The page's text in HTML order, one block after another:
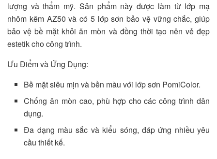
lượng và thẩm mỹ. Sản phẩm này được làm từ lớp mạ
nhôm kẽm AZ50 và có 5 lớp sơn bảo vệ vững chắc, giúp
bảo vệ bề mặt khỏi ăn mòn và đồng thời tạo nên vẻ đẹp
estetik cho công trình.
Ưu Điểm và Ứng Dụng:
Bề mặt siêu mịn và bền màu với lớp sơn PomiColor.
Chống ăn mòn cao, phù hợp cho các công trình dân
dụng.
Đa dạng màu sắc và kiểu sóng, đáp ứng nhiều yêu
cầu thiết kế.